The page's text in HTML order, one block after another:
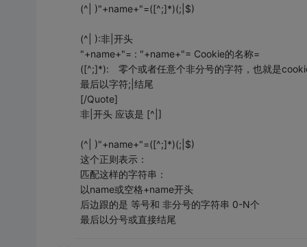
(^| )"+name+"=([^;]*)(;|$)
(^| ):非|开头
"+name+"= : "+name+"= Cookie的名称=
([^;]*): 零个或者任意个非分号的字符，也就是
最后以字符;|结尾
[/Quote]
非|开头 应该是 [^|]
(^| )"+name+"=([^;]*)(;|$)
这个正则表示：
匹配这样的字符串：
以name或空格+name开头
后边跟的是 等号和 非分号的字符串 0-N个
最后以分号或直接结尾